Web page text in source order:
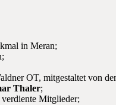
in Meran;
OT, mitgestaltet von
Thaler;
Mitglieder;